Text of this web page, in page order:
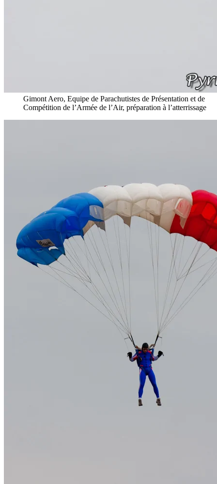
Gimont Aero, Equipe de Parachutistes de Présentation et de
Compétition de l’Armée de l’Air, préparation à l’atterrissage